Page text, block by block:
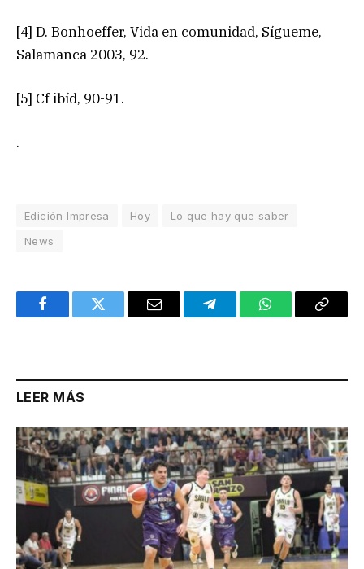
[4] D. Bonhoeffer, Vida en comunidad, Sígueme,
Salamanca 2003, 92.
[5] Cf ibíd, 90-91.
.
Edición Impresa Hoy
Lo que hay que saber
News
FacebookTwitter Email TelegramWhatsAppCopy
LEER MÁS